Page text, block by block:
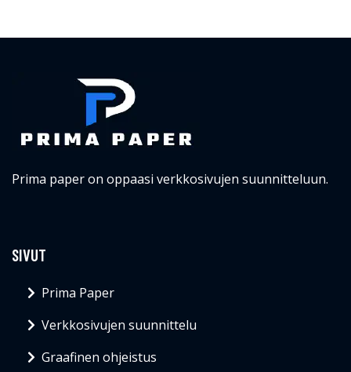
Prima paper on oppaasi verkkosivujen suunnitteluun.
SIVUT
Prima Paper
Verkkosivujen suunnittelu
Graafinen ohjeistus